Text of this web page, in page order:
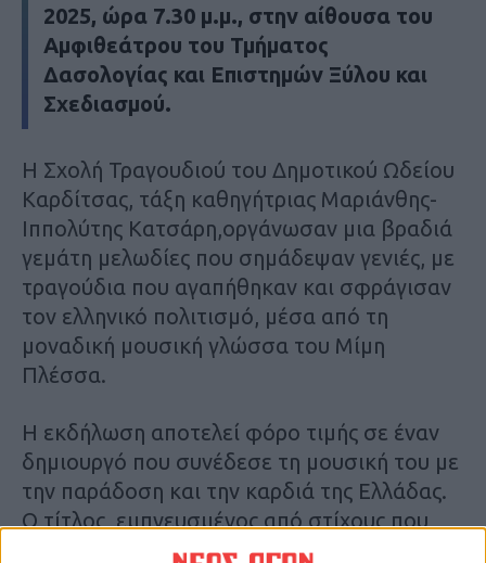
2025, ώρα 7.30 μ.μ., στην αίθουσα του
Αμφιθεάτρου του Τμήματος
Δασολογίας και Επιστημών Ξύλου και
Σχεδιασμού.
Η Σχολή Τραγουδιού του Δημοτικού Ωδείου
Καρδίτσας, τάξη καθηγήτριας Μαριάνθης-
Ιππολύτης Κατσάρη,οργάνωσαν μια βραδιά
γεμάτη μελωδίες που σημάδεψαν γενιές, με
τραγούδια που αγαπήθηκαν και σφράγισαν
τον ελληνικό πολιτισμό, μέσα από τη
μοναδική μουσική γλώσσα του Μίμη
Πλέσσα.
Η εκδήλωση αποτελεί φόρο τιμής σε έναν
δημιουργό που συνέδεσε τη μουσική του με
την παράδοση και την καρδιά της Ελλάδας.
Ο τίτλος, εμπνευσμένος από στίχους που
μελοποίησε ο Πλέσσας, συμβολίζει την